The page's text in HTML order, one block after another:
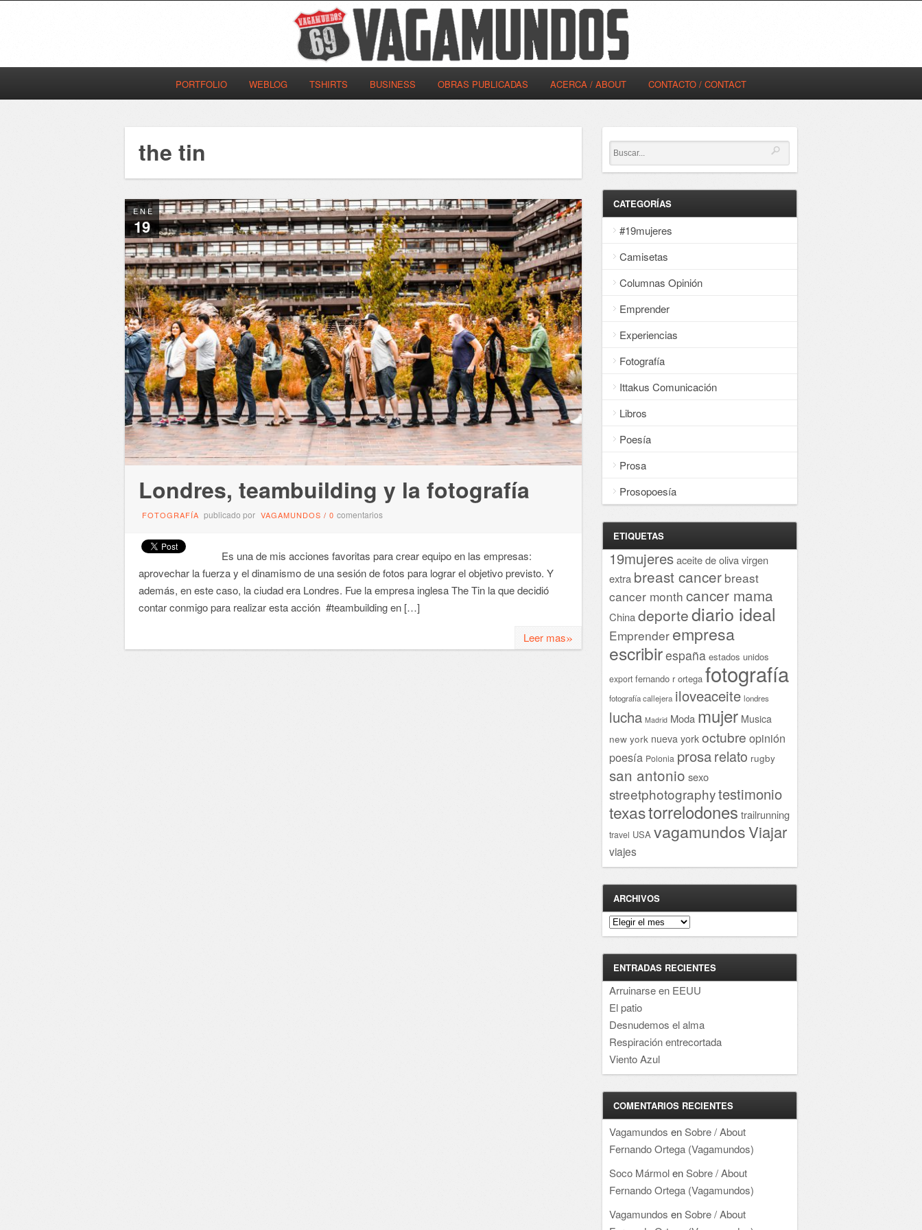
PORTFOLIO WEBLOG TSHIRTS BUSINESS OBRAS PUBLICADAS ACERCA / ABOUT CONTACTO / CONTACT
the tin
ENE
19
Londres, teambuilding y la fotografía
FOTOGRAFÍA publicado por VAGAMUNDOS / 0 comentarios
Es una de mis acciones favoritas para crear equipo en las empresas:
aprovechar la fuerza y el dinamismo de una sesión de fotos para lograr el objetivo previsto. Y
además, en este caso, la ciudad era Londres. Fue la empresa inglesa The Tin la que decidió
contar conmigo para realizar esta acción ‪#‎teambuilding‬ en […]
Leer mas»
CATEGORÍAS
#19mujeres
Camisetas
Columnas Opinión
Emprender
Experiencias
Fotografía
Ittakus Comunicación
Libros
Poesía
Prosa
Prosopoesía
ETIQUETAS
19mujeresaceite de oliva virgen
extra breast cancer breast
cancer month cancer mama
Chinadeportediario ideal
Emprender empresa
escribirespaña estados unidos
export fernando r ortega fotografía
fotografía callejera iloveaceite londres
lucha Madrid Moda mujer Musica
new york nueva york octubre opinión
poesía Polonia prosarelato rugby
san antonio sexo
streetphotographytestimonio
texastorrelodones trailrunning
travel USA vagamundosViajar
viajes
ARCHIVOS
Archivos
ENTRADAS RECIENTES
Arruinarse en EEUU
El patio
Desnudemos el alma
Respiración entrecortada
Viento Azul
COMENTARIOS RECIENTES
Vagamundos enSobre / About
Fernando Ortega (Vagamundos)
Soco MármolenSobre / About
Fernando Ortega (Vagamundos)
Vagamundos enSobre / About